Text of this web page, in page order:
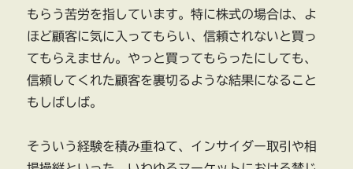
もらう苦労を指しています。特に株式の場合は、よ
ほど顧客に気に入ってもらい、信頼されないと買っ
てもらえません。やっと買ってもらったにしても、
信頼してくれた顧客を裏切るような結果になること
もしばしば。
そういう経験を積み重ねて、インサイダー取引や相